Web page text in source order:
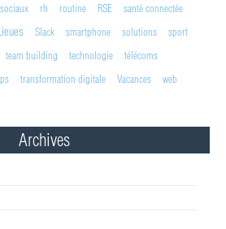
rh routine RSE
santé connectée
Slack smartphone solutions
sport
team building technologie
télécoms
transformation digitale Vacances web
Archives